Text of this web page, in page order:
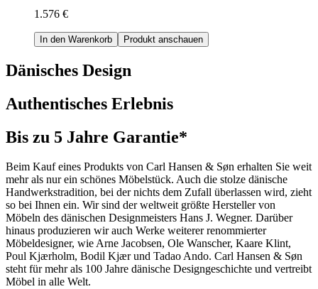
1.576 €
In den Warenkorb Produkt anschauen
Dänisches Design
Authentisches Erlebnis
Bis zu 5 Jahre Garantie*
Beim Kauf eines Produkts von Carl Hansen & Søn erhalten Sie weit
mehr als nur ein schönes Möbelstück. Auch die stolze dänische
Handwerkstradition, bei der nichts dem Zufall überlassen wird, zieht
so bei Ihnen ein. Wir sind der weltweit größte Hersteller von
Möbeln des dänischen Designmeisters Hans J. Wegner. Darüber
hinaus produzieren wir auch Werke weiterer renommierter
Möbeldesigner, wie Arne Jacobsen, Ole Wanscher, Kaare Klint,
Poul Kjærholm, Bodil Kjær und Tadao Ando. Carl Hansen & Søn
steht für mehr als 100 Jahre dänische Designgeschichte und vertreibt
Möbel in alle Welt.